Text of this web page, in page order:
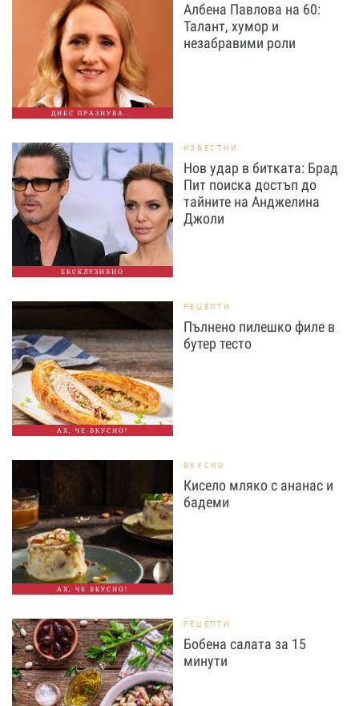
ДНЕС ПРАЗНУВА...
Албена Павлова на 60:
Талант, хумор и
незабравими роли
ЕКСКЛУЗИВНО
ИЗВЕСТНИ
Нов удар в битката: Брад
Пит поиска достъп до
тайните на Анджелина
Джоли
АХ, ЧЕ ВКУСНО!
РЕЦЕПТИ
Пълнено пилешко филе в
бутер тесто
АХ, ЧЕ ВКУСНО!
ВКУСНО
Кисело мляко с ананас и
бадеми
РЕЦЕПТИ
Бобена салата за 15
минути